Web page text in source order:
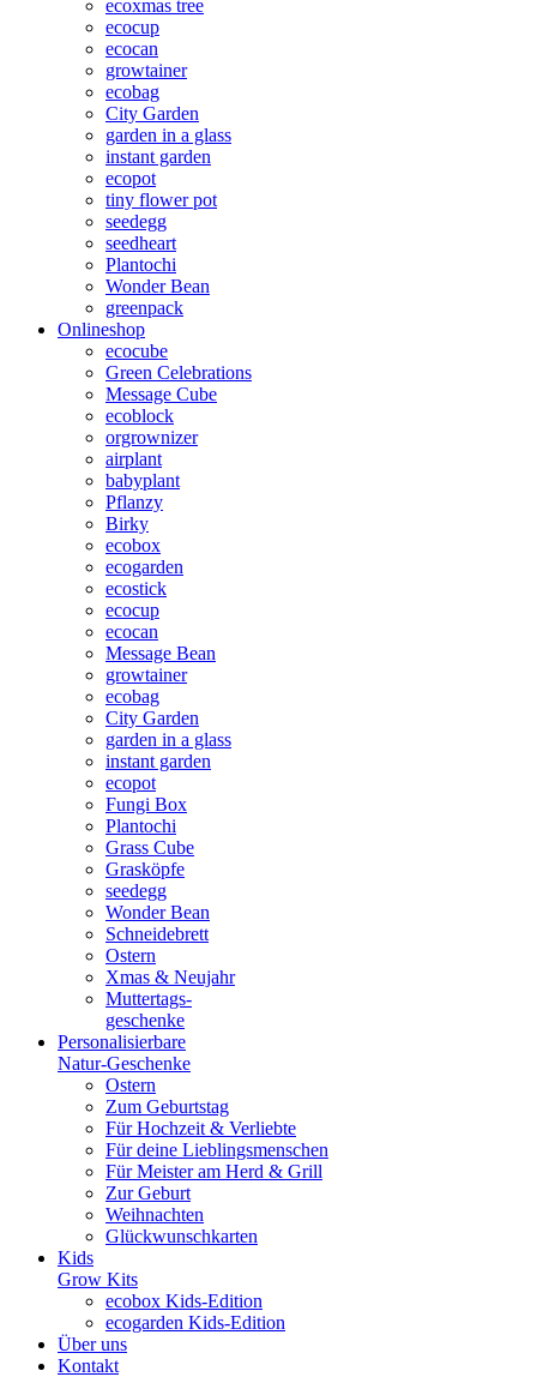
ecoxmas tree
ecocup
ecocan
growtainer
ecobag
City Garden
garden in a glass
instant garden
ecopot
tiny flower pot
seedegg
seedheart
Plantochi
Wonder Bean
greenpack
Onlineshop
ecocube
Green Celebrations
Message Cube
ecoblock
orgrownizer
airplant
babyplant
Pflanzy
Birky
ecobox
ecogarden
ecostick
ecocup
ecocan
Message Bean
growtainer
ecobag
City Garden
garden in a glass
instant garden
ecopot
Fungi Box
Plantochi
Grass Cube
Grasköpfe
seedegg
Wonder Bean
Schneidebrett
Ostern
Xmas & Neujahr
Muttertags-
geschenke
Personalisierbare
Natur-Geschenke
Ostern
Zum Geburtstag
Für Hochzeit & Verliebte
Für deine Lieblingsmenschen
Für Meister am Herd & Grill
Zur Geburt
Weihnachten
Glückwunschkarten
Kids
Grow Kits
ecobox Kids-Edition
ecogarden Kids-Edition
Über uns
Kontakt